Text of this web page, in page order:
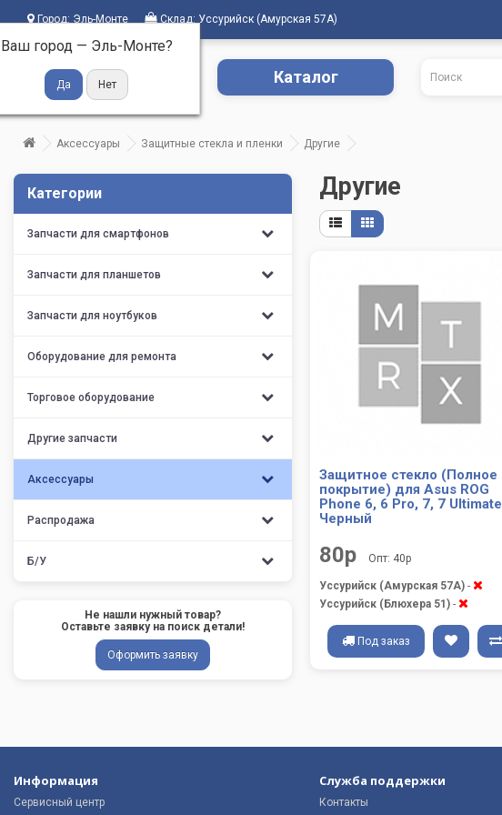
Город: Эль-Монте
Ваш город — Эль-Монте?
Склад: Уссурийск (Амурская 57А)
Каталог
Аксессуары Защитные стекла и пленки Другие
Категории
Запчасти для смартфонов
Запчасти для планшетов
Запчасти для ноутбуков
Оборудование для ремонта
Торговое оборудование
Другие запчасти
Аксессуары
Распродажа
Б/У
Не нашли нужный товар?
Оставьте заявку на поиск детали!
Оформить заявку
Другие
Защитное стекло (Полное
покрытие) для Asus ROG
Phone 6, 6 Pro, 7, 7 Ultimate
Черный
80р Опт: 40р
Уссурийск (Амурская 57А) -
Уссурийск (Блюхера 51) -
Под заказ
Информация
Сервисный центр
Служба поддержки
Контакты